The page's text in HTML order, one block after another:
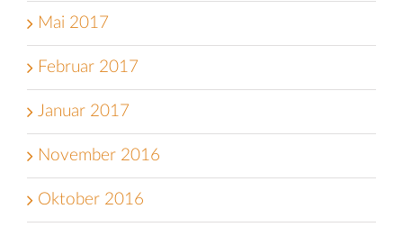
Mai 2017
Februar 2017
Januar 2017
November 2016
Oktober 2016